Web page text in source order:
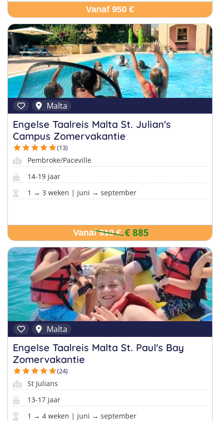
Meidenkampen
Pretpark Kampen
Vanaf 950 €
Malta
Engelse Taalreis Malta St. Julian's
Campus Zomervakantie
(13)
Pembroke/Paceville
14-19 jaar
1 → 3 weken | juni → september
Vanaf 910 € € 885
Malta
Engelse Taalreis Malta St. Paul's Bay
Zomervakantie
(24)
St Julians
13-17 jaar
1 → 4 weken | juni → september